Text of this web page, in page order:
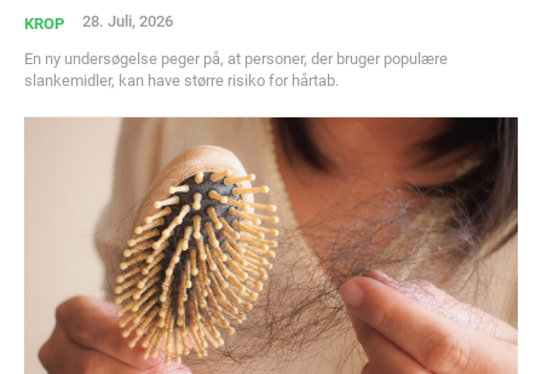
KROP 28. Juli, 2026
En ny undersøgelse peger på, at personer, der bruger populære
slankemidler, kan have større risiko for hårtab.